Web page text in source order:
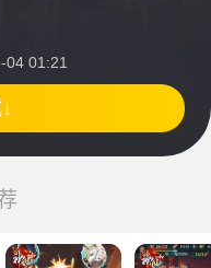
04 01:21